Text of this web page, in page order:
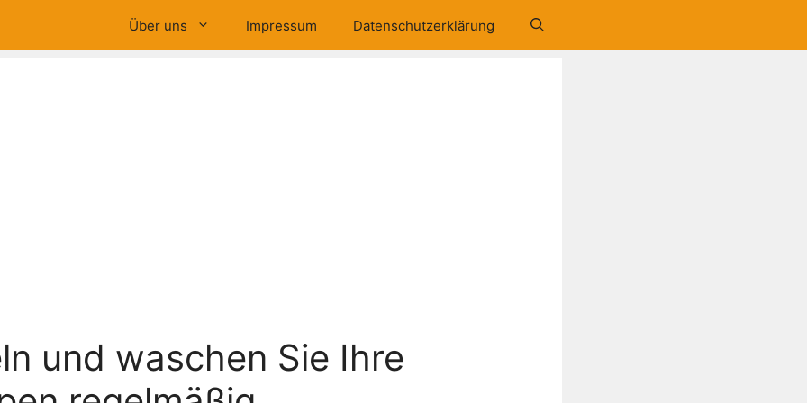
Über uns Impressum Datenschutzerklärung
und waschen Sie Ihre